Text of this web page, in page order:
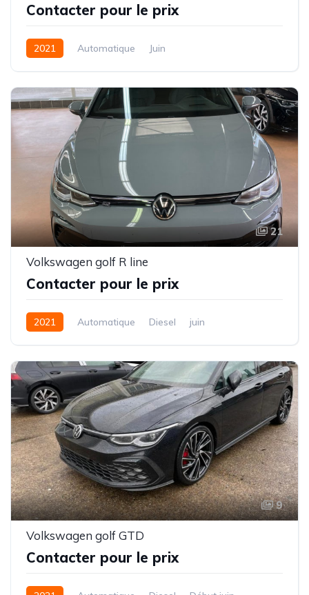
Contacter pour le prix
2021 Automatique Juin
21
Volkswagen golf R line
Contacter pour le prix
2021 Automatique Diesel juin
9
Volkswagen golf GTD
Contacter pour le prix